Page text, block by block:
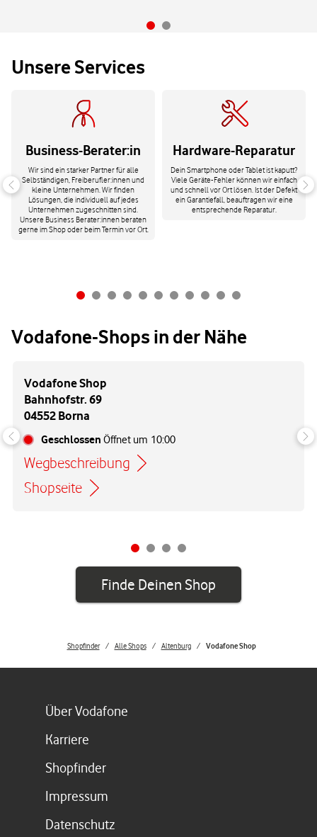
Unsere Services
Business-Berater:in
Wir sind ein starker Partner für alle
Selbständigen, Freiberufler:innen und
kleine Unternehmen. Wir finden
Lösungen, die individuell auf jedes
Unternehmen zugeschnitten sind.
Unsere Business Berater:innen beraten
gerne im Shop oder beim Termin vor Ort.
Hardware-Reparatur
Dein Smartphone oder Tablet ist kaputt?
Viele Geräte-Fehler können wir einfach
und schnell vor Ort lösen. Ist der Defekt
ein Garantiefall, beauftragen wir eine
entsprechende Reparatur.
Vodafone-Shops in der Nähe
Vodafone Shop
Bahnhofstr. 69
04552 Borna
Geschlossen Öffnet um 10:00
Wegbeschreibung
Link öffnet in einem neuen Tab
Shopseite
Finde Deinen Shop
Shopfinder Alle Shops Altenburg Vodafone Shop
Über Vodafone
Karriere
ShopfinderLink öffnet in einem neuen Tab
Impressum
Datenschutz